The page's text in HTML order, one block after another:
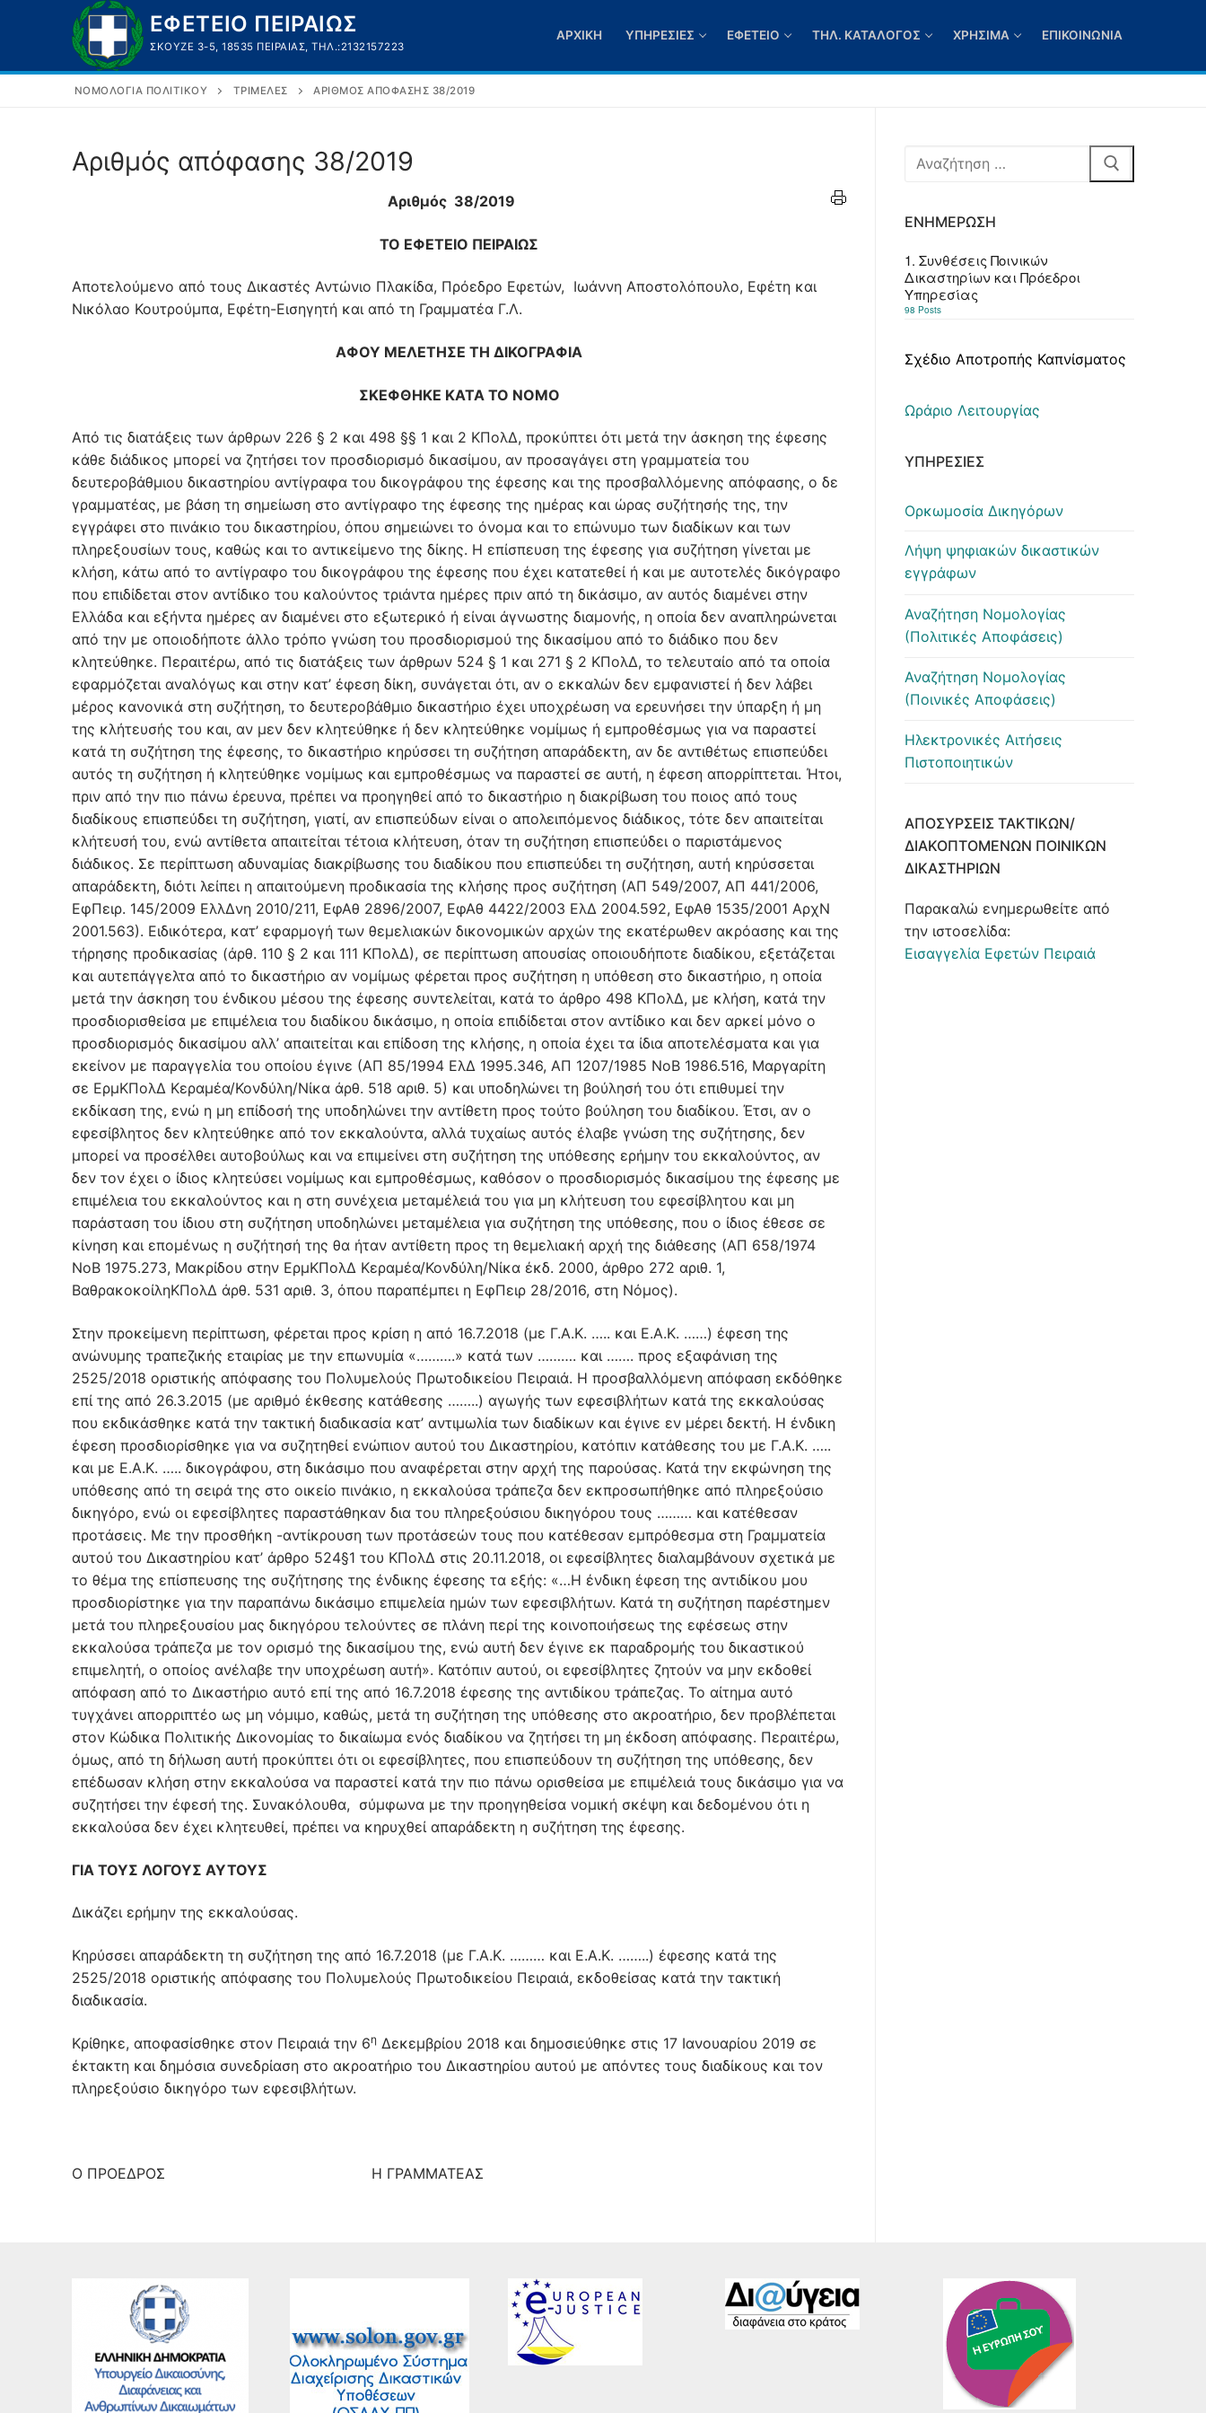
περιεχόμενο
ΕΦΕΤΕΙΟ ΠΕΙΡΑΙΩΣ
ΣΚΟΥΖΈ 3-5, 18535 ΠΕΙΡΑΙΆΣ, ΤΗΛ.:2132157223
ΑΡΧΙΚΉ ΥΠΗΡΕΣΊΕΣ ΕΦΕΤΕΊΟ ΤΗΛ. ΚΑΤΆΛΟΓΟΣ ΧΡΉΣΙΜΑ ΕΠΙΚΟΙΝΩΝΊΑ
ΝΟΜΟΛΟΓΊΑ ΠΟΛΙΤΙΚΟΎ ΤΡΙΜΕΛΈΣ ΑΡΙΘΜΌΣ ΑΠΌΦΑΣΗΣ 38/2019
Αριθμός απόφασης 38/2019
Αριθμός 38/2019
ΤΟ ΕΦΕΤΕΙΟ ΠΕΙΡΑΙΩΣ
Αποτελούμενο από τους Δικαστές Αντώνιο Πλακίδα, Πρόεδρο Εφετών, Ιωάννη Αποστολόπουλο, Εφέτη και
Νικόλαο Κουτρούμπα, Εφέτη-Εισηγητή και από τη Γραμματέα Γ.Λ.
ΑΦΟΥ ΜΕΛΕΤΗΣΕ ΤΗ ΔΙΚΟΓΡΑΦΙΑ
ΣΚΕΦΘΗΚΕ ΚΑΤΑ ΤΟ ΝΟΜΟ
Από τις διατάξεις των άρθρων 226 § 2 και 498 §§ 1 και 2 ΚΠολΔ, προκύπτει ότι μετά την άσκηση της έφεσης
κάθε διάδικος μπορεί να ζητήσει τον προσδιορισμό δικασίμου, αν προσαγάγει στη γραμματεία του
δευτεροβάθμιου δικαστηρίου αντίγραφα του δικογράφου της έφεσης και της προσβαλλόμενης απόφασης, ο δε
γραμματέας, με βάση τη σημείωση στο αντίγραφο της έφεσης της ημέρας και ώρας συζήτησής της, την
εγγράφει στο πινάκιο του δικαστηρίου, όπου σημειώνει το όνομα και το επώνυμο των διαδίκων και των
πληρεξουσίων τους, καθώς και το αντικείμενο της δίκης. Η επίσπευση της έφεσης για συζήτηση γίνεται με
κλήση, κάτω από το αντίγραφο του δικογράφου της έφεσης που έχει κατατεθεί ή και με αυτοτελές δικόγραφο
που επιδίδεται στον αντίδικο του καλούντος τριάντα ημέρες πριν από τη δικάσιμο, αν αυτός διαμένει στην
Ελλάδα και εξήντα ημέρες αν διαμένει στο εξωτερικό ή είναι άγνωστης διαμονής, η οποία δεν αναπληρώνεται
από την με οποιοδήποτε άλλο τρόπο γνώση του προσδιορισμού της δικασίμου από το διάδικο που δεν
κλητεύθηκε. Περαιτέρω, από τις διατάξεις των άρθρων 524 § 1 και 271 § 2 ΚΠολΔ, το τελευταίο από τα οποία
εφαρμόζεται αναλόγως και στην κατ’ έφεση δίκη, συνάγεται ότι, αν ο εκκαλών δεν εμφανιστεί ή δεν λάβει
μέρος κανονικά στη συζήτηση, το δευτεροβάθμιο δικαστήριο έχει υποχρέωση να ερευνήσει την ύπαρξη ή μη
της κλήτευσής του και, αν μεν δεν κλητεύθηκε ή δεν κλητεύθηκε νομίμως ή εμπροθέσμως για να παραστεί
κατά τη συζήτηση της έφεσης, το δικαστήριο κηρύσσει τη συζήτηση απαράδεκτη, αν δε αντιθέτως επισπεύδει
αυτός τη συζήτηση ή κλητεύθηκε νομίμως και εμπροθέσμως να παραστεί σε αυτή, η έφεση απορρίπτεται. Ήτοι,
πριν από την πιο πάνω έρευνα, πρέπει να προηγηθεί από το δικαστήριο η διακρίβωση του ποιος από τους
διαδίκους επισπεύδει τη συζήτηση, γιατί, αν επισπεύδων είναι ο απολειπόμενος διάδικος, τότε δεν απαιτείται
κλήτευσή του, ενώ αντίθετα απαιτείται τέτοια κλήτευση, όταν τη συζήτηση επισπεύδει ο παριστάμενος
διάδικος. Σε περίπτωση αδυναμίας διακρίβωσης του διαδίκου που επισπεύδει τη συζήτηση, αυτή κηρύσσεται
απαράδεκτη, διότι λείπει η απαιτούμενη προδικασία της κλήσης προς συζήτηση (ΑΠ 549/2007, ΑΠ 441/2006,
EφΠειρ. 145/2009 ΕλλΔνη 2010/211, ΕφΑθ 2896/2007, ΕφΑθ 4422/2003 ΕλΔ 2004.592, ΕφΑθ 1535/2001 ΑρχΝ
2001.563). Ειδικότερα, κατ’ εφαρμογή των θεμελιακών δικονομικών αρχών της εκατέρωθεν ακρόασης και της
τήρησης προδικασίας (άρθ. 110 § 2 και 111 ΚΠολΔ), σε περίπτωση απουσίας οποιουδήποτε διαδίκου, εξετάζεται
και αυτεπάγγελτα από το δικαστήριο αν νομίμως φέρεται προς συζήτηση η υπόθεση στο δικαστήριο, η οποία
μετά την άσκηση του ένδικου μέσου της έφεσης συντελείται, κατά το άρθρο 498 ΚΠολΔ, με κλήση, κατά την
προσδιορισθείσα με επιμέλεια του διαδίκου δικάσιμο, η οποία επιδίδεται στον αντίδικο και δεν αρκεί μόνο ο
προσδιορισμός δικασίμου αλλ’ απαιτείται και επίδοση της κλήσης, η οποία έχει τα ίδια αποτελέσματα και για
εκείνον με παραγγελία του οποίου έγινε (ΑΠ 85/1994 ΕλΔ 1995.346, ΑΠ 1207/1985 ΝοΒ 1986.516, Μαργαρίτη
σε ΕρμΚΠολΔ Κεραμέα/Κονδύλη/Νίκα άρθ. 518 αριθ. 5) και υποδηλώνει τη βούλησή του ότι επιθυμεί την
εκδίκαση της, ενώ η μη επίδοσή της υποδηλώνει την αντίθετη προς τούτο βούληση του διαδίκου. Έτσι, αν ο
εφεσίβλητος δεν κλητεύθηκε από τον εκκαλούντα, αλλά τυχαίως αυτός έλαβε γνώση της συζήτησης, δεν
μπορεί να προσέλθει αυτοβούλως και να επιμείνει στη συζήτηση της υπόθεσης ερήμην του εκκαλούντος, αν
δεν τον έχει ο ίδιος κλητεύσει νομίμως και εμπροθέσμως, καθόσον ο προσδιορισμός δικασίμου της έφεσης με
επιμέλεια του εκκαλούντος και η στη συνέχεια μεταμέλειά του για μη κλήτευση του εφεσίβλητου και μη
παράσταση του ίδιου στη συζήτηση υποδηλώνει μεταμέλεια για συζήτηση της υπόθεσης, που ο ίδιος έθεσε σε
κίνηση και επομένως η συζήτησή της θα ήταν αντίθετη προς τη θεμελιακή αρχή της διάθεσης (ΑΠ 658/1974
ΝοΒ 1975.273, Μακρίδου στην ΕρμΚΠολΔ Κεραμέα/Κονδύλη/Νίκα έκδ. 2000, άρθρο 272 αριθ. 1,
ΒαθρακοκοίληΚΠολΔ άρθ. 531 αριθ. 3, όπου παραπέμπει η ΕφΠειρ 28/2016, στη Νόμος).
Στην προκείμενη περίπτωση, φέρεται προς κρίση η από 16.7.2018 (με Γ.Α.Κ. ….. και Ε.Α.Κ. ……) έφεση της
ανώνυμης τραπεζικής εταιρίας με την επωνυμία «……….» κατά των ………. και ……. προς εξαφάνιση της
2525/2018 οριστικής απόφασης του Πολυμελούς Πρωτοδικείου Πειραιά. Η προσβαλλόμενη απόφαση εκδόθηκε
επί της από 26.3.2015 (με αριθμό έκθεσης κατάθεσης ……..) αγωγής των εφεσιβλήτων κατά της εκκαλούσας
που εκδικάσθηκε κατά την τακτική διαδικασία κατ’ αντιμωλία των διαδίκων και έγινε εν μέρει δεκτή. Η ένδικη
έφεση προσδιορίσθηκε για να συζητηθεί ενώπιον αυτού του Δικαστηρίου, κατόπιν κατάθεσης του με Γ.Α.Κ. …..
και με Ε.Α.Κ. ….. δικογράφου, στη δικάσιμο που αναφέρεται στην αρχή της παρούσας. Κατά την εκφώνηση της
υπόθεσης από τη σειρά της στο οικείο πινάκιο, η εκκαλούσα τράπεζα δεν εκπροσωπήθηκε από πληρεξούσιο
δικηγόρο, ενώ οι εφεσίβλητες παραστάθηκαν δια του πληρεξούσιου δικηγόρου τους ……… και κατέθεσαν
προτάσεις. Με την προσθήκη -αντίκρουση των προτάσεών τους που κατέθεσαν εμπρόθεσμα στη Γραμματεία
αυτού του Δικαστηρίου κατ’ άρθρο 524§1 του ΚΠολΔ στις 20.11.2018, οι εφεσίβλητες διαλαμβάνουν σχετικά με
το θέμα της επίσπευσης της συζήτησης της ένδικης έφεσης τα εξής: «…Η ένδικη έφεση της αντιδίκου μου
προσδιορίστηκε για την παραπάνω δικάσιμο επιμελεία ημών των εφεσιβλήτων. Κατά τη συζήτηση παρέστημεν
μετά του πληρεξουσίου μας δικηγόρου τελούντες σε πλάνη περί της κοινοποιήσεως της εφέσεως στην
εκκαλούσα τράπεζα με τον ορισμό της δικασίμου της, ενώ αυτή δεν έγινε εκ παραδρομής του δικαστικού
επιμελητή, ο οποίος ανέλαβε την υποχρέωση αυτή». Κατόπιν αυτού, οι εφεσίβλητες ζητούν να μην εκδοθεί
απόφαση από το Δικαστήριο αυτό επί της από 16.7.2018 έφεσης της αντιδίκου τράπεζας. Το αίτημα αυτό
τυγχάνει απορριπτέο ως μη νόμιμο, καθώς, μετά τη συζήτηση της υπόθεσης στο ακροατήριο, δεν προβλέπεται
στον Κώδικα Πολιτικής Δικονομίας το δικαίωμα ενός διαδίκου να ζητήσει τη μη έκδοση απόφασης. Περαιτέρω,
όμως, από τη δήλωση αυτή προκύπτει ότι οι εφεσίβλητες, που επισπεύδουν τη συζήτηση της υπόθεσης, δεν
επέδωσαν κλήση στην εκκαλούσα να παραστεί κατά την πιο πάνω ορισθείσα με επιμέλειά τους δικάσιμο για να
συζητήσει την έφεσή της. Συνακόλουθα, σύμφωνα με την προηγηθείσα νομική σκέψη και δεδομένου ότι η
εκκαλούσα δεν έχει κλητευθεί, πρέπει να κηρυχθεί απαράδεκτη η συζήτηση της έφεσης.
ΓΙΑ ΤΟΥΣ ΛΟΓΟΥΣ ΑΥΤΟΥΣ
Δικάζει ερήμην της εκκαλούσας.
Κηρύσσει απαράδεκτη τη συζήτηση της από 16.7.2018 (με Γ.Α.Κ. ……… και Ε.Α.Κ. ……..) έφεσης κατά της
2525/2018 οριστικής απόφασης του Πολυμελούς Πρωτοδικείου Πειραιά, εκδοθείσας κατά την τακτική
διαδικασία.
Κρίθηκε, αποφασίσθηκε στον Πειραιά την 6η Δεκεμβρίου 2018 και δημοσιεύθηκε στις 17 Ιανουαρίου 2019 σε
έκτακτη και δημόσια συνεδρίαση στο ακροατήριο του Δικαστηρίου αυτού με απόντες τους διαδίκους και τον
πληρεξούσιο δικηγόρο των εφεσιβλήτων.
Ο ΠΡΟΕΔΡΟΣ Η ΓΡΑΜΜΑΤΕΑΣ
Αναζήτηση
ΕΝΗΜΈΡΩΣΗ
1. Συνθέσεις Ποινικών
Δικαστηρίων και Πρόεδροι
Υπηρεσίας
98 Posts
Σχέδιο Αποτροπής Καπνίσματος
Ωράριο Λειτουργίας
ΥΠΗΡΕΣΊΕΣ
Ορκωμοσία Δικηγόρων
Λήψη ψηφιακών δικαστικών
εγγράφων
Αναζήτηση Νομολογίας
(Πολιτικές Αποφάσεις)
Αναζήτηση Νομολογίας
(Ποινικές Αποφάσεις)
Ηλεκτρονικές Αιτήσεις
Πιστοποιητικών
ΑΠΟΣΎΡΣΕΙΣ ΤΑΚΤΙΚΏΝ/
ΔΙΑΚΟΠΤΌΜΕΝΩΝ ΠΟΙΝΙΚΏΝ
ΔΙΚΑΣΤΗΡΊΩΝ
Παρακαλώ ενημερωθείτε από
την ιστοσελίδα:
Εισαγγελία Εφετών Πειραιά